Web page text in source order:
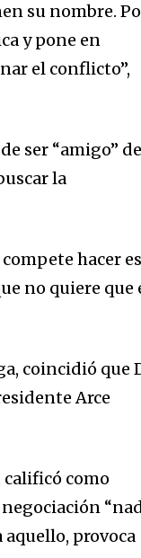
su nombre.
y pone en
el conflicto”,
ser “amigo”
la
hacer
no quiere que
coincidió que
Arce
calificó como
aquello, provoca